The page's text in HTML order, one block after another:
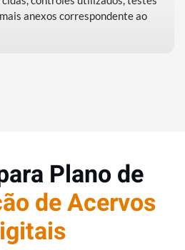
anexos correspondente ao
Plano de
de Acervos